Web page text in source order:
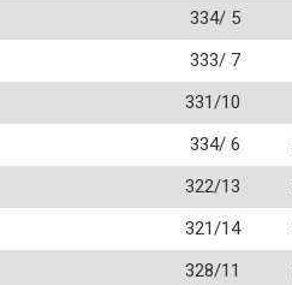
334/ 5
333/ 7
331/10
334/ 6
322/13
321/14
328/11